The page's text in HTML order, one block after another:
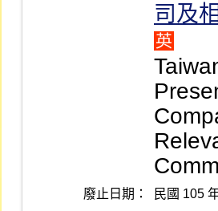
司及
英
廢止日期： 民國 105